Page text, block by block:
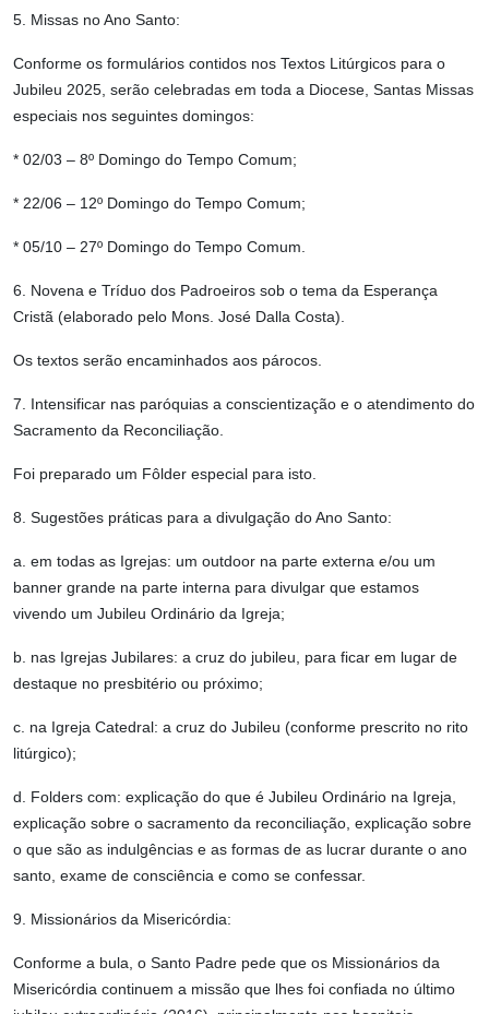
5. Missas no Ano Santo:
Conforme os formulários contidos nos Textos Litúrgicos para o
Jubileu 2025, serão celebradas em toda a Diocese, Santas Missas
especiais nos seguintes domingos:
* 02/03 – 8º Domingo do Tempo Comum;
* 22/06 – 12º Domingo do Tempo Comum;
* 05/10 – 27º Domingo do Tempo Comum.
6. Novena e Tríduo dos Padroeiros sob o tema da Esperança
Cristã (elaborado pelo Mons. José Dalla Costa).
Os textos serão encaminhados aos párocos.
7. Intensificar nas paróquias a conscientização e o atendimento do
Sacramento da Reconciliação.
Foi preparado um Fôlder especial para isto.
8. Sugestões práticas para a divulgação do Ano Santo:
a. em todas as Igrejas: um outdoor na parte externa e/ou um
banner grande na parte interna para divulgar que estamos
vivendo um Jubileu Ordinário da Igreja;
b. nas Igrejas Jubilares: a cruz do jubileu, para ficar em lugar de
destaque no presbitério ou próximo;
c. na Igreja Catedral: a cruz do Jubileu (conforme prescrito no rito
litúrgico);
d. Folders com: explicação do que é Jubileu Ordinário na Igreja,
explicação sobre o sacramento da reconciliação, explicação sobre
o que são as indulgências e as formas de as lucrar durante o ano
santo, exame de consciência e como se confessar.
9. Missionários da Misericórdia:
Conforme a bula, o Santo Padre pede que os Missionários da
Misericórdia continuem a missão que lhes foi confiada no último